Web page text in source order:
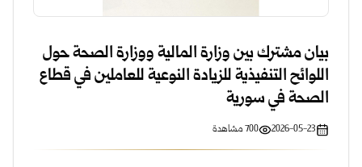
بيان مشترك بين وزارة المالية ووزارة الصحة حول
اللوائح التنفيذية للزيادة النوعية للعاملين في قطاع
الصحة في سورية
2026-05-23
700مشاهدة